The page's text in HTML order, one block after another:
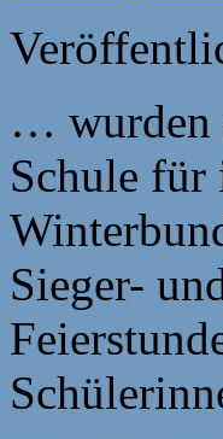
… wurden
Schule für
Sieger-